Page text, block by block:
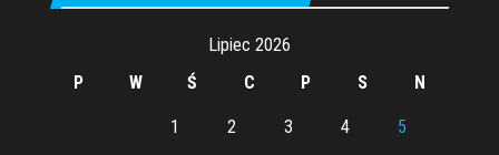
Lipiec 2026
P
W Ś C P S N
1 2 3 4 5